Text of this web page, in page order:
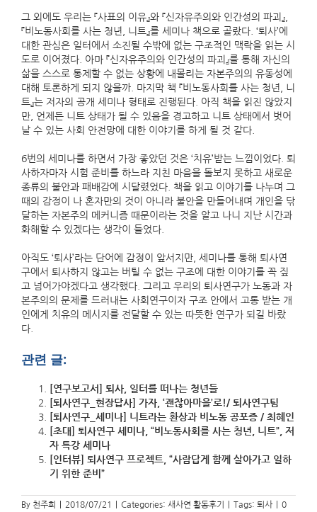
그 외에도 우리는 『사표의 이유』와 『신자유주의와 인간성의 파괴』,
『비노동사회를 사는 청년, 니트』를 세미나 책으로 골랐다. ‘퇴사’에
대한 관심은 일터에서 소진될 수밖에 없는 구조적인 맥락을 읽는 시
도로 이어졌다. 아마 『신자유주의와 인간성의 파괴』를 통해 자신의
삶을 스스로 통제할 수 없는 상황에 내몰리는 자본주의의 유동성에
대해 토론하게 되지 않을까. 마지막 책 『비노동사회를 사는 청년, 니
트』는 저자의 공개 세미나 형태로 진행된다. 아직 책을 읽진 않았지
만, 언제든 니트 상태가 될 수 있음을 경고하고 니트 상태에서 벗어
날 수 있는 사회 안전망에 대한 이야기를 하게 될 것 같다.
6번의 세미나를 하면서 가장 좋았던 것은 ‘치유’받는 느낌이었다. 퇴
사하자마자 시험 준비를 하느라 지친 마음을 돌보지 못하고 새로운
종류의 불안과 패배감에 시달렸었다. 책을 읽고 이야기를 나누며 그
때의 감정이 나 혼자만의 것이 아니라 불안을 만들어내며 개인을 닦
달하는 자본주의 메커니즘 때문이라는 것을 알고 나니 지난 시간과
화해할 수 있겠다는 생각이 들었다.
아직도 ‘퇴사’라는 단어에 감정이 앞서지만, 세미나를 통해 퇴사연
구에서 퇴사하지 않고는 버틸 수 없는 구조에 대한 이야기를 꼭 짚
고 넘어가야겠다고 생각했다. 그리고 우리의 퇴사연구가 노동과 자
본주의의 문제를 드러내는 사회연구이자 구조 안에서 고통 받는 개
인에게 치유의 메시지를 전달할 수 있는 따뜻한 연구가 되길 바랐
다.
관련 글:
[연구보고서] 퇴사, 일터를 떠나는 청년들
[퇴사연구_현장답사] 가자, ‘괜찮아마을’로!/ 퇴사연구팀
[퇴사연구_세미나] 니트라는 환상과 비노동 공포증 / 최혜인
[초대] 퇴사연구 세미나, “비노동사회를 사는 청년, 니트”, 저
자 특강 세미나
[인터뷰] 퇴사연구 프로젝트, “사람답게 함께 살아가고 일하
기 위한 준비”
By 천주희 2018/07/21 Categories: 새사연 활동후기 Tags: 퇴사
0